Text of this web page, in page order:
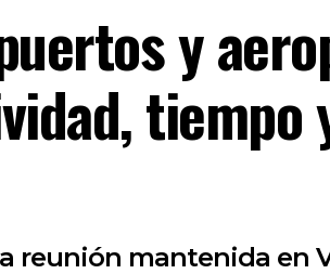
y
tiempo
reunión mantenida en